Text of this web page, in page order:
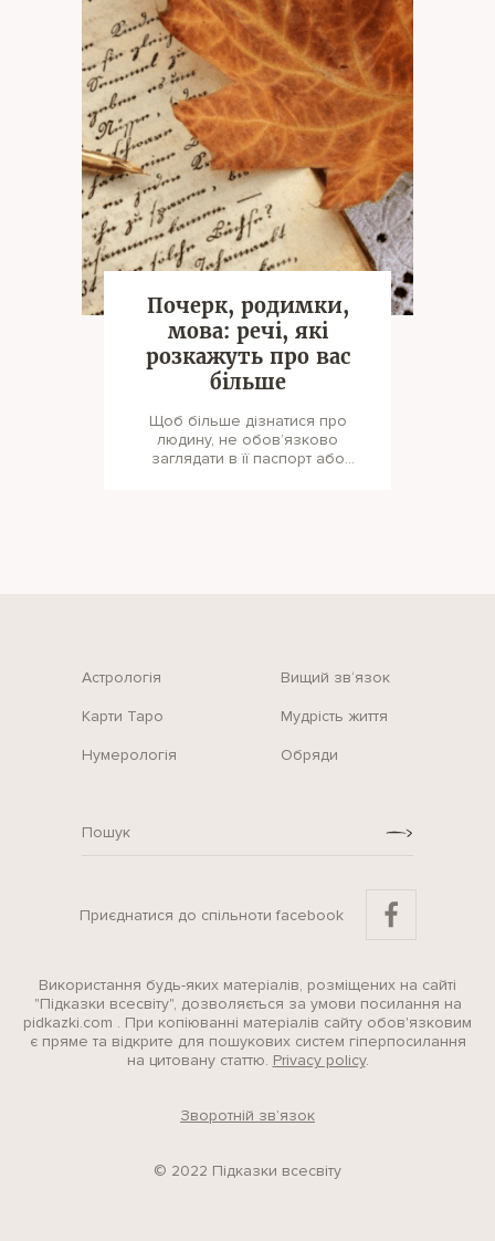
Почерк, родимки,
мова: речі, які
розкажуть про вас
більше
Щоб більше дізнатися про
людину, не обов’язково
заглядати в її паспорт або
Астрологія Вищий зв‘язок
Карти Таро Мудрість життя
Нумерологія Обряди
Приєднатися до спільноти facebook
Використання будь-яких матеріалів, розміщених на сайті
"Підказки всесвіту", дозволяється за умови посилання на
pidkazki.com . При копіюванні матеріалів сайту обов'язковим
є пряме та відкрите для пошукових систем гіперпосилання
на цитовану статтю. Privacy policy.
Зворотній зв’язок
© 2022 Підказки всесвіту